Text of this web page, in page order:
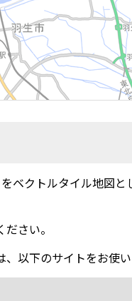
をベクトルタイル地図と
さい。
以下のサイトをお使い